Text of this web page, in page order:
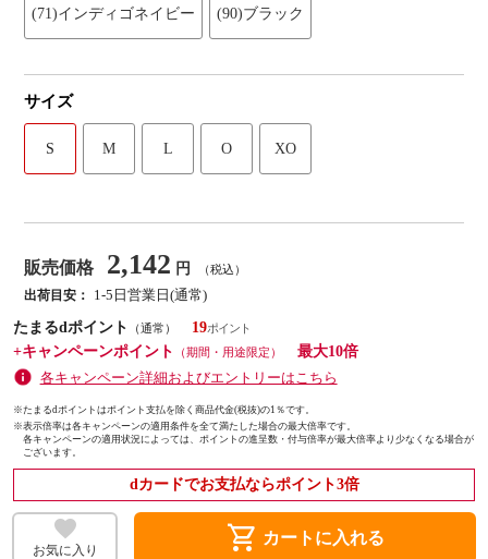
(71)インディゴネイビー (90)ブラック
サイズ
S M L O XO
販売価格 2,142 円 （税込）
出荷目安：
1-5日営業日(通常)
たまるdポイント
（通常）
19
+キャンペーンポイント
（期間・用途限定）
最大10倍
各キャンペーン詳細およびエントリーはこちら
※たまるdポイントはポイント支払を除く商品代金(税抜)の1％です。
※表示倍率は各キャンペーンの適用条件を全て満たした場合の最大倍率です。
各キャンペーンの適用状況によっては、ポイントの進呈数・付与倍率が最大倍率より少なくなる場合が
ございます。
dカードでお支払ならポイント3倍
お気に入り shopping_cart カートに入れる